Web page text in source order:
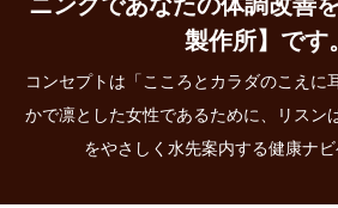
製作所】です。
コンセプトは「こころとカラダのこえに
かで凛とした女性であるために、リスン
をやさしく水先案内する健康ナビ